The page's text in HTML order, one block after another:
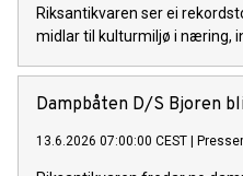
Riksantikvaren ser ei
midlar til kulturmiljø i næring,
Dampbåten D/S Bjoren
13.6.2026 07:00:00 CEST |